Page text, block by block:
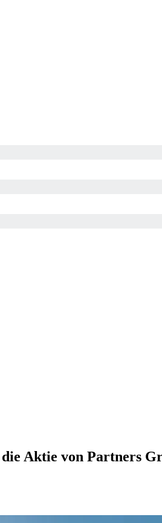
Aktie von Partners